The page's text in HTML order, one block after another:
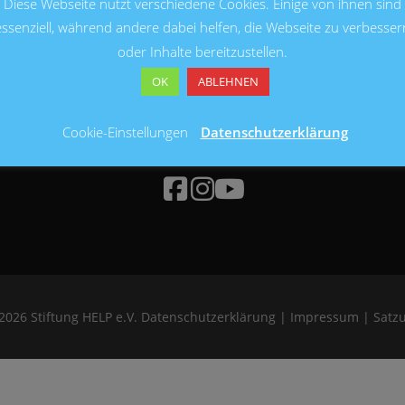
Stiftung HELP e.V. Datenschutzerklärung | Impressum |
während andere dabei helfen, die Webseite zu
oder Inhalte bereitzustellen.
OK ABLEHNEN
Cookie-Einstellungen Datenschutzerklärung